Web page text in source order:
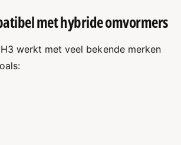
met hybride omvormers
werkt met veel bekende merken